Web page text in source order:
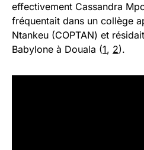
effectivement Cassandra
fréquentait dans un collège
Ntankeu (COPTAN) et
Babylone à Douala (1, 2).